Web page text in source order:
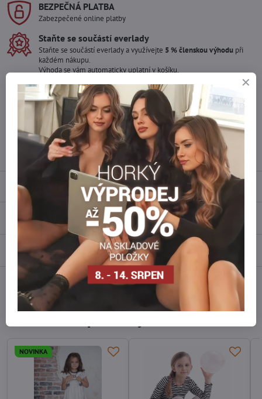
BEZPEČNÁ PLATBA
Zabezpečené online platby
Staňte se součástí everlady
Staňte se součástí everlady a využívejte 5 % členskou výhodu při
každém nákupu.
Výhoda se vám automaticky uplatní v košíku.
Máte zájem o více kusů ?
Kontaktujte nás na mail, zboží pro Vás doskladníme!
info​@everlady​.eu
Popis
Recenze
Diskuse
Reddit WhatsApp
NOVINKA